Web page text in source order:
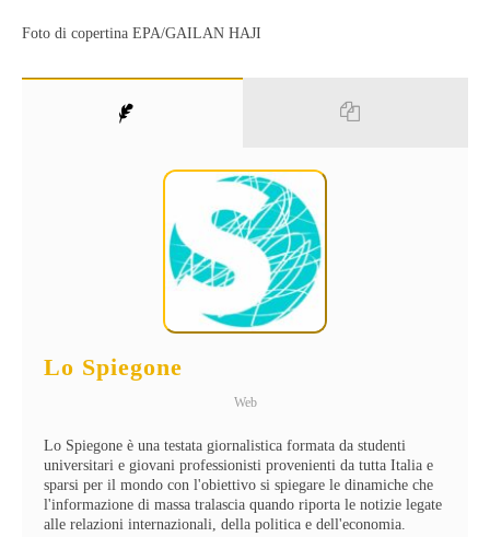
Foto di copertina EPA/GAILAN HAJI
Lo Spiegone
Web
Lo Spiegone è una testata giornalistica formata da studenti
universitari e giovani professionisti provenienti da tutta Italia e
sparsi per il mondo con l'obiettivo si spiegare le dinamiche che
l'informazione di massa tralascia quando riporta le notizie legate
alle relazioni internazionali, della politica e dell'economia.